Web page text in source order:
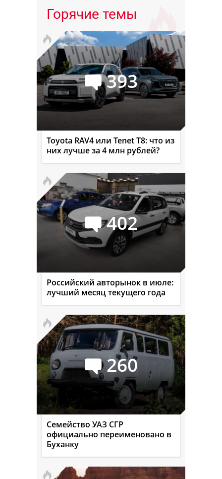
Горячие темы
393
Toyota RAV4 или Tenet T8: что из
них лучше за 4 млн рублей?
402
Российский авторынок в июле:
лучший месяц текущего года
260
Семейство УАЗ СГР
официально переименовано в
Буханку